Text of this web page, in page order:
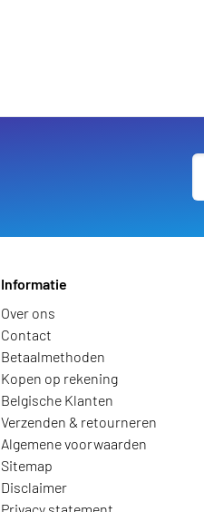
Informatie
Over ons
Contact
Betaalmethoden
Kopen op rekening
Belgische Klanten
Verzenden & retourneren
Algemene voorwaarden
Sitemap
Disclaimer
Privacy statement